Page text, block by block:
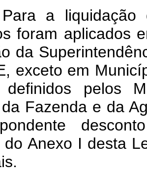
a liquidação
foram aplicados
da
exceto em
pelos
Fazenda e da
do Anexo I desta